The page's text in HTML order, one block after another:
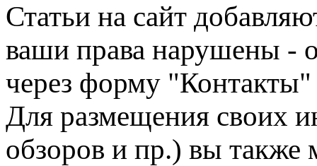
Статьи на сайт
ваши права нарушены -
через форму "Контакты"
Для размещения своих
обзоров и пр.) вы также